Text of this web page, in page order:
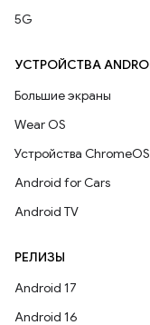
5G
УСТРОЙСТВА
Большие экраны
Wear OS
Устройства ChromeOS
Android for Cars
Android TV
РЕЛИЗЫ
Android 17
Android 16